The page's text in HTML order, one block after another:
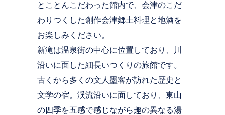
とことんこだわった館内で、会津のこだ
わりつくした創作会津郷土料理と地酒を
お楽しみください。
新滝は温泉街の中心に位置しており、川
沿いに面した細長いつくりの旅館です。
古くから多くの文人墨客が訪れた歴史と
文学の宿。渓流沿いに面しており、東山
の四季を五感で感じながら趣の異なる湯